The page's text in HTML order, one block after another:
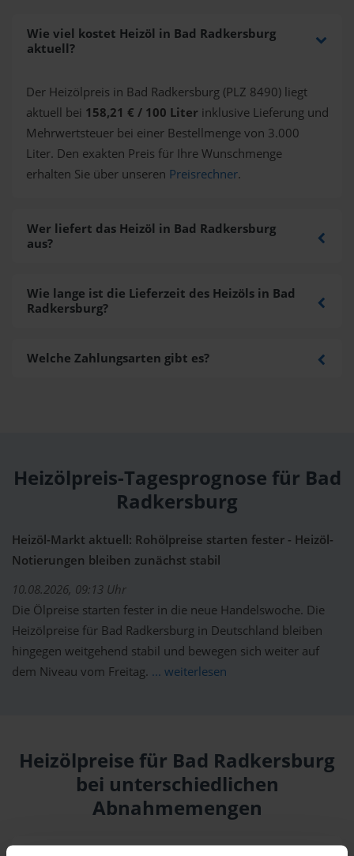
Wie viel kostet Heizöl in Bad Radkersburg
aktuell?
Der Heizölpreis in Bad Radkersburg (PLZ 8490) liegt
aktuell bei 158,21 € / 100 Liter inklusive Lieferung und
Mehrwertsteuer bei einer Bestellmenge von 3.000
Liter. Den exakten Preis für Ihre Wunschmenge
erhalten Sie über unseren Preisrechner.
Wer liefert das Heizöl in Bad Radkersburg
aus?
Wie lange ist die Lieferzeit des Heizöls in Bad
Radkersburg?
Welche Zahlungsarten gibt es?
Heizölpreis-Tagesprognose für Bad
Radkersburg
Heizöl-Markt aktuell: Rohölpreise starten fester - Heizöl-
Notierungen bleiben zunächst stabil
10.08.2026, 09:13 Uhr
Die Ölpreise starten fester in die neue Handelswoche. Die
Heizölpreise für Bad Radkersburg in Deutschland bleiben
hingegen weitgehend stabil und bewegen sich weiter auf
dem Niveau vom Freitag. ... weiterlesen
Heizölpreise für Bad Radkersburg
bei unterschiedlichen
Abnahmemengen